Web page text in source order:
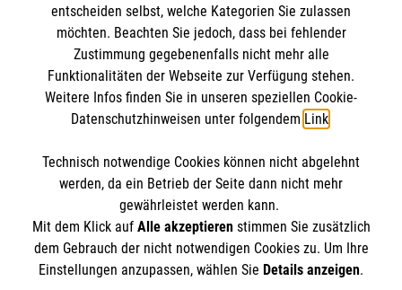
Newsletter abonnieren
Cookies verwalten|AGB|Impressum|Datenschutz
Barrierefreiheit |Kontakt| Sharepoint|Mediathek
entscheiden selbst, welche Kategorien Sie zulassen
möchten. Beachten Sie jedoch, dass bei fehlender
Zustimmung gegebenenfalls nicht mehr alle
Funktionalitäten der Webseite zur Verfügung stehen.
Weitere Infos finden Sie in unseren speziellen Cookie-
Datenschutzhinweisen unter folgendem Link.
Technisch notwendige Cookies können nicht abgelehnt
werden, da ein Betrieb der Seite dann nicht mehr
gewährleistet werden kann.
Mit dem Klick auf Alle akzeptierenstimmen Sie zusätzlich
dem Gebrauch der nicht notwendigen Cookies zu. Um Ihre
Einstellungen anzupassen, wählen Sie Details anzeigen.